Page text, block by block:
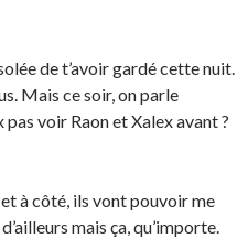
de t’avoir gardé cette nuit.
Mais ce soir, on parle
voir Raon et Xalex avant ?
à côté, ils vont pouvoir me
mais ça, qu’importe.